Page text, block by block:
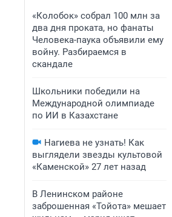
«Колобок» собрал 100 млн за
два дня проката, но фанаты
Человека-паука объявили ему
войну. Разбираемся в
скандале
Школьники победили на
Международной олимпиаде
по ИИ в Казахстане
Нагиева не узнать! Как
выглядели звезды культовой
«Каменской» 27 лет назад
В Ленинском районе
заброшенная «Тойота» мешает